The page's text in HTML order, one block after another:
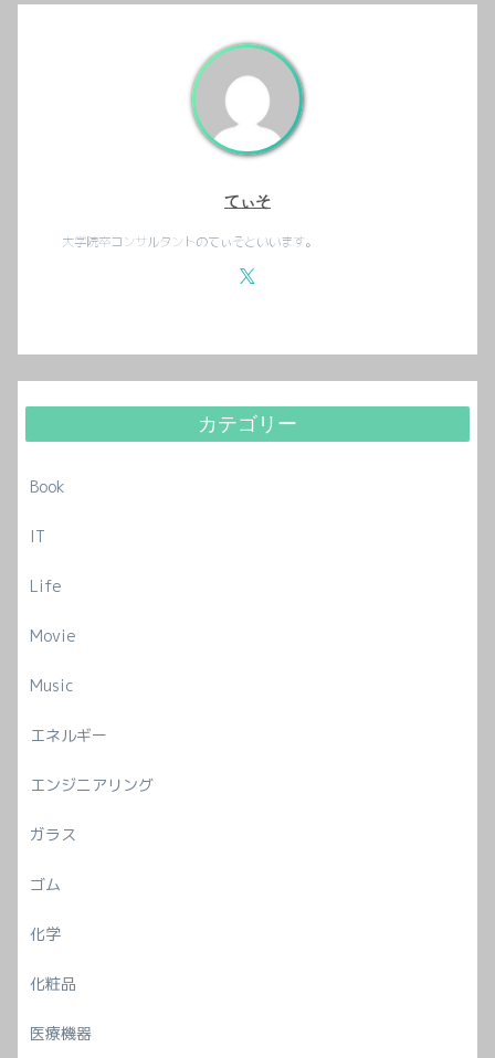
てぃそ
大学院卒コンサルタントのてぃそといいます。
カテゴリー
Book
IT
Life
Movie
Music
エネルギー
エンジニアリング
ガラス
ゴム
化学
化粧品
医療機器